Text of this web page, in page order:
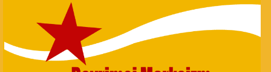
content
Marksizm